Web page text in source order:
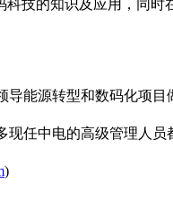
技的知识及应用，同
能源转型和数码化项
任中电的高级管理人员
)